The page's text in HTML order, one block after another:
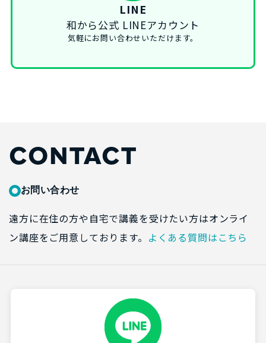
LINE
和から公式 LINEアカウント
気軽にお問い合わせいただけます。
CONTACT
お問い合わせ
遠方に在住の方や自宅で講義を受けたい方はオンライ
ン講座をご用意しております。 よくある質問はこちら